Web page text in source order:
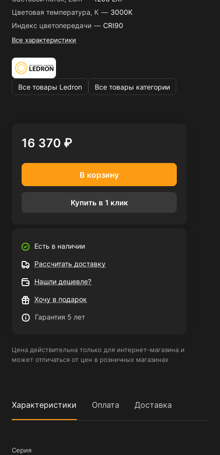
Цветовая температура, К — 3000K
Индекс цветопередачи — CRI90
Все характеристики
Все товары Ledron Все товары категории
16 370 ₽
В корзину
Купить в 1 клик
Есть в наличии
Рассчитать доставку
Нашли дешевле?
Хочу в подарок
Гарантия 5 лет
Цена действительна только для интернет-магазина и
может отличаться от цен в розничных магазинах
Характеристики Оплата Доставка
Серия